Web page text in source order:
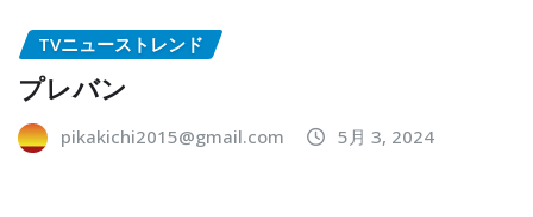
TVニューストレンド
プレバン
pikakichi2015@gmail.com 5月 3, 2024